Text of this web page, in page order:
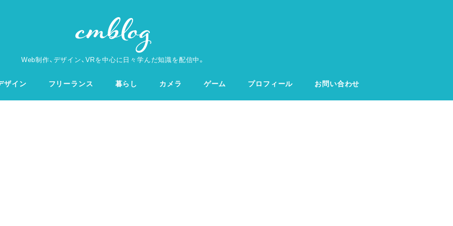
Web制作、デザイン、VRを中心に日々学んだ知識を配信中。
ザイン フリーランス 暮らし カメラ ゲーム プロフィール お問い合わせ